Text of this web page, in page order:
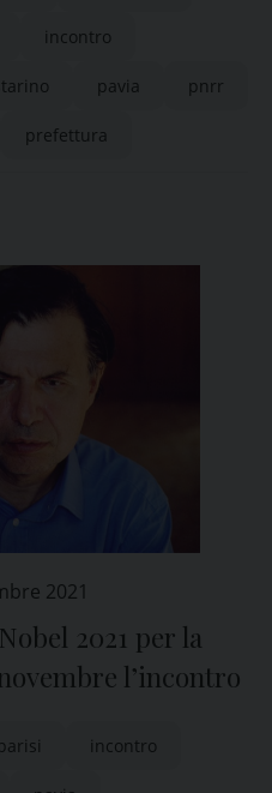
incontro
pavia pnrr
prefettura
2021
2021 per la
l’incontro
incontro